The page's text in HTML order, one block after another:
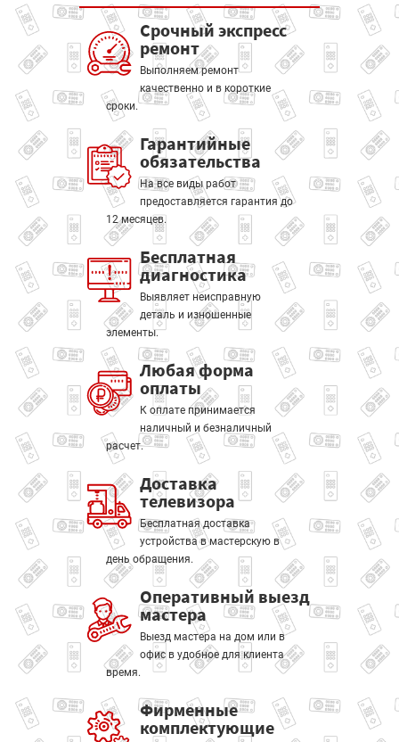
Срочный экспресс
ремонт
Выполняем ремонт
качественно и в короткие
сроки.
Гарантийные
обязательства
На все виды работ
предоставляется гарантия до
12 месяцев.
Бесплатная
диагностика
Выявляет неисправную
деталь и изношенные
элементы.
Любая форма
оплаты
К оплате принимается
наличный и безналичный
расчет.
Доставка
телевизора
Бесплатная доставка
устройства в мастерскую в
день обращения.
Оперативный выезд
мастера
Выезд мастера на дом или в
офис в удобное для клиента
время.
Фирменные
комплектующие